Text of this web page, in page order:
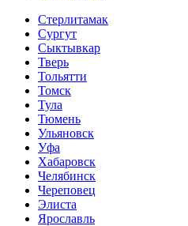
Стерлитамак
Сургут
Сыктывкар
Тверь
Тольятти
Томск
Тула
Тюмень
Ульяновск
Уфа
Хабаровск
Челябинск
Череповец
Элиста
Ярославль